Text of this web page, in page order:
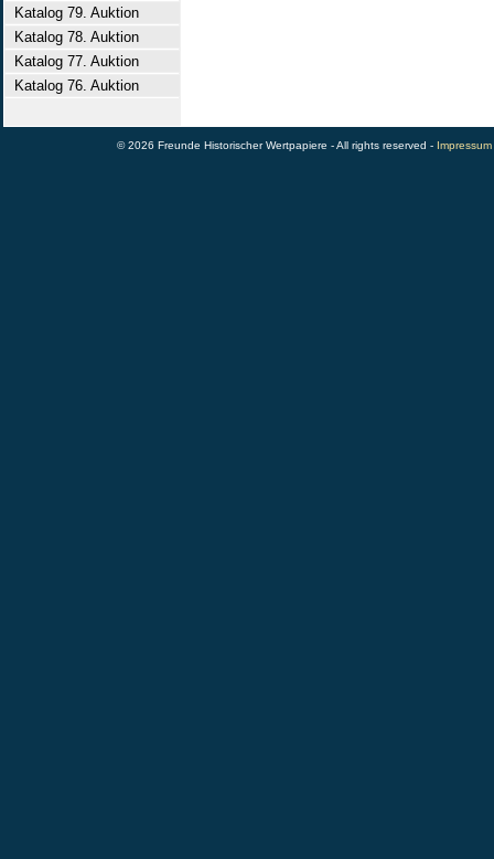
Katalog 79. Auktion
Katalog 78. Auktion
Katalog 77. Auktion
Katalog 76. Auktion
© 2026 Freunde Historischer Wertpapiere - All rights reserved - Impressum